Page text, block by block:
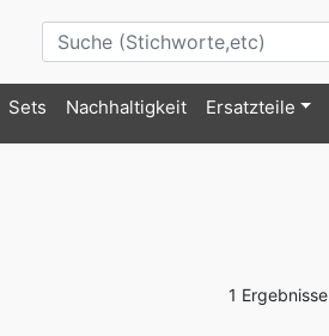
Sets Nachhaltigkeit Ersatzteile
1 Ergebnisse